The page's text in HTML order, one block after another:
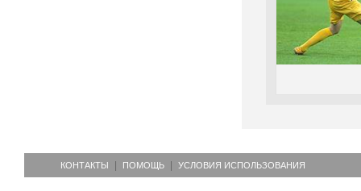
КОНТАКТЫ ПОМОЩЬ УСЛОВИЯ ИСПОЛЬЗОВАНИЯ